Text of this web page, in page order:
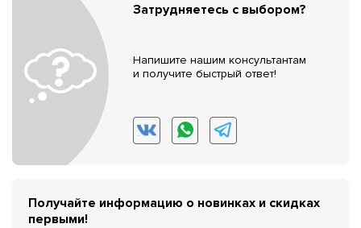
Затрудняетесь с выбором?
Напишите нашим консультантам
и получите быстрый ответ!
Получайте информацию о новинках и скидках
первыми!